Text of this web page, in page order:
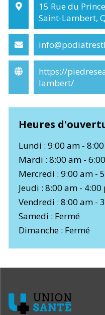
15 Rue du
Saint-Lambert,
https://
lambert/
Heures
Lundi : 9:00 am -
Mardi : 8:00 am -
Mercredi : 9:00 am -
Jeudi : 8:00 am - 4:00
Vendredi : 8:00 am -
Samedi : Fermé
Dimanche : Fermé